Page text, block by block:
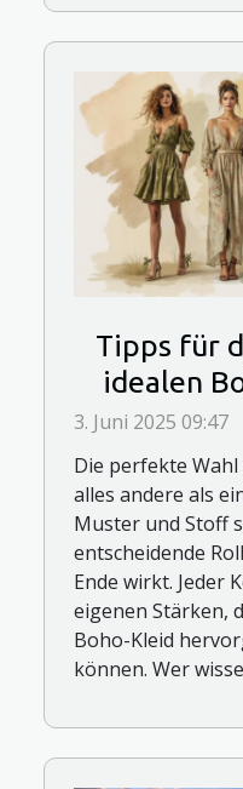
Tipps für
idealen
3. Juni 2025 09:47
Die perfekte
alles andere als
Muster und Stoff
entscheidende
Ende wirkt. Jeder
eigenen Stärken,
Boho-Kleid
können. Wer